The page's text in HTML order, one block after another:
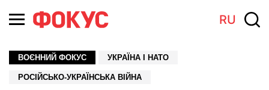
RU
ВОЄННИЙ ФОКУС УКРАЇНА І НАТО
РОСІЙСЬКО-УКРАЇНСЬКА ВІЙНА